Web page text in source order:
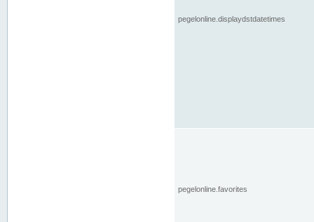
pegelonline.displaydstdatetimes
pegelonline.favorites